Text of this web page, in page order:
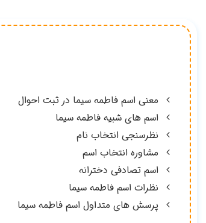
معنی اسم فاطمه سیما در ثبت احوال
اسم های شبیه فاطمه سیما
نظرسنجی انتخاب نام
مشاوره انتخاب اسم
اسم تصادفی دخترانه
نظرات اسم فاطمه سیما
پرسش های متداول اسم فاطمه سیما